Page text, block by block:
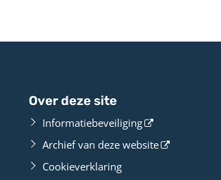
Over deze site
Informatiebeveiliging
Archief van deze website
Cookieverklaring